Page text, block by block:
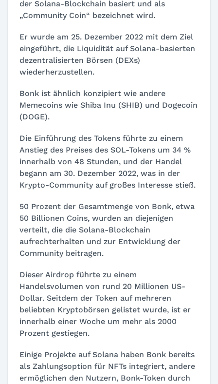
der Solana-Blockchain basiert und als
„Community Coin“ bezeichnet wird.
Er wurde am 25. Dezember 2022 mit dem Ziel
eingeführt, die Liquidität auf Solana-basierten
dezentralisierten Börsen (DEXs)
wiederherzustellen.
Bonk ist ähnlich konzipiert wie andere
Memecoins wie Shiba Inu (SHIB) und Dogecoin
(DOGE).
Die Einführung des Tokens führte zu einem
Anstieg des Preises des SOL-Tokens um 34 %
innerhalb von 48 Stunden, und der Handel
begann am 30. Dezember 2022, was in der
Krypto-Community auf großes Interesse stieß.
50 Prozent der Gesamtmenge von Bonk, etwa
50 Billionen Coins, wurden an diejenigen
verteilt, die die Solana-Blockchain
aufrechterhalten und zur Entwicklung der
Community beitragen.
Dieser Airdrop führte zu einem
Handelsvolumen von rund 20 Millionen US-
Dollar. Seitdem der Token auf mehreren
beliebten Kryptobörsen gelistet wurde, ist er
innerhalb einer Woche um mehr als 2000
Prozent gestiegen.
Einige Projekte auf Solana haben Bonk bereits
als Zahlungsoption für NFTs integriert, andere
ermöglichen den Nutzern, Bonk-Token durch